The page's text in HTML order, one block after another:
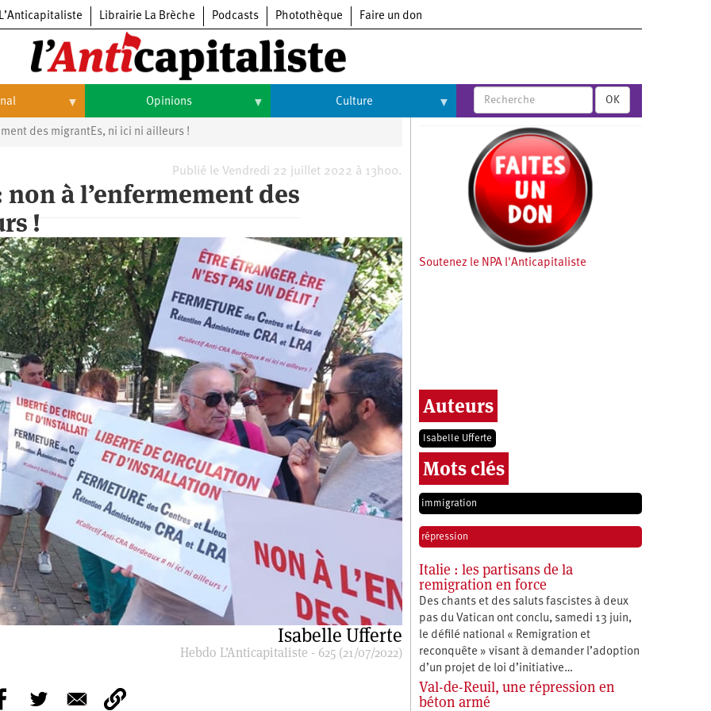
L’Anticapitaliste Librairie La Brèche Podcasts Photothèque Faire un don
Opinions
Opinions
Culture
Arts
Cinéma
Expositions
Livres
Musique
OK
des migrantEs, ni ici ni ailleurs !
Publié le Vendredi 22 juillet 2022 à 13h00.
à l’enfermement des
!
Isabelle Ufferte
Hebdo L’Anticapitaliste - 625 (21/07/2022)
Soutenez le NPA l'Anticapitaliste
Auteurs
Isabelle Ufferte
Mots clés
immigration
répression
Italie : les partisans de la
remigration en force
Des chants et des saluts fascistes à deux
pas du Vatican ont conclu, samedi 13 juin,
le défilé national « Remigration et
reconquête » visant à demander l’adoption
d’un projet de loi d’initiative…
Val-de-Reuil, une répression en
béton armé